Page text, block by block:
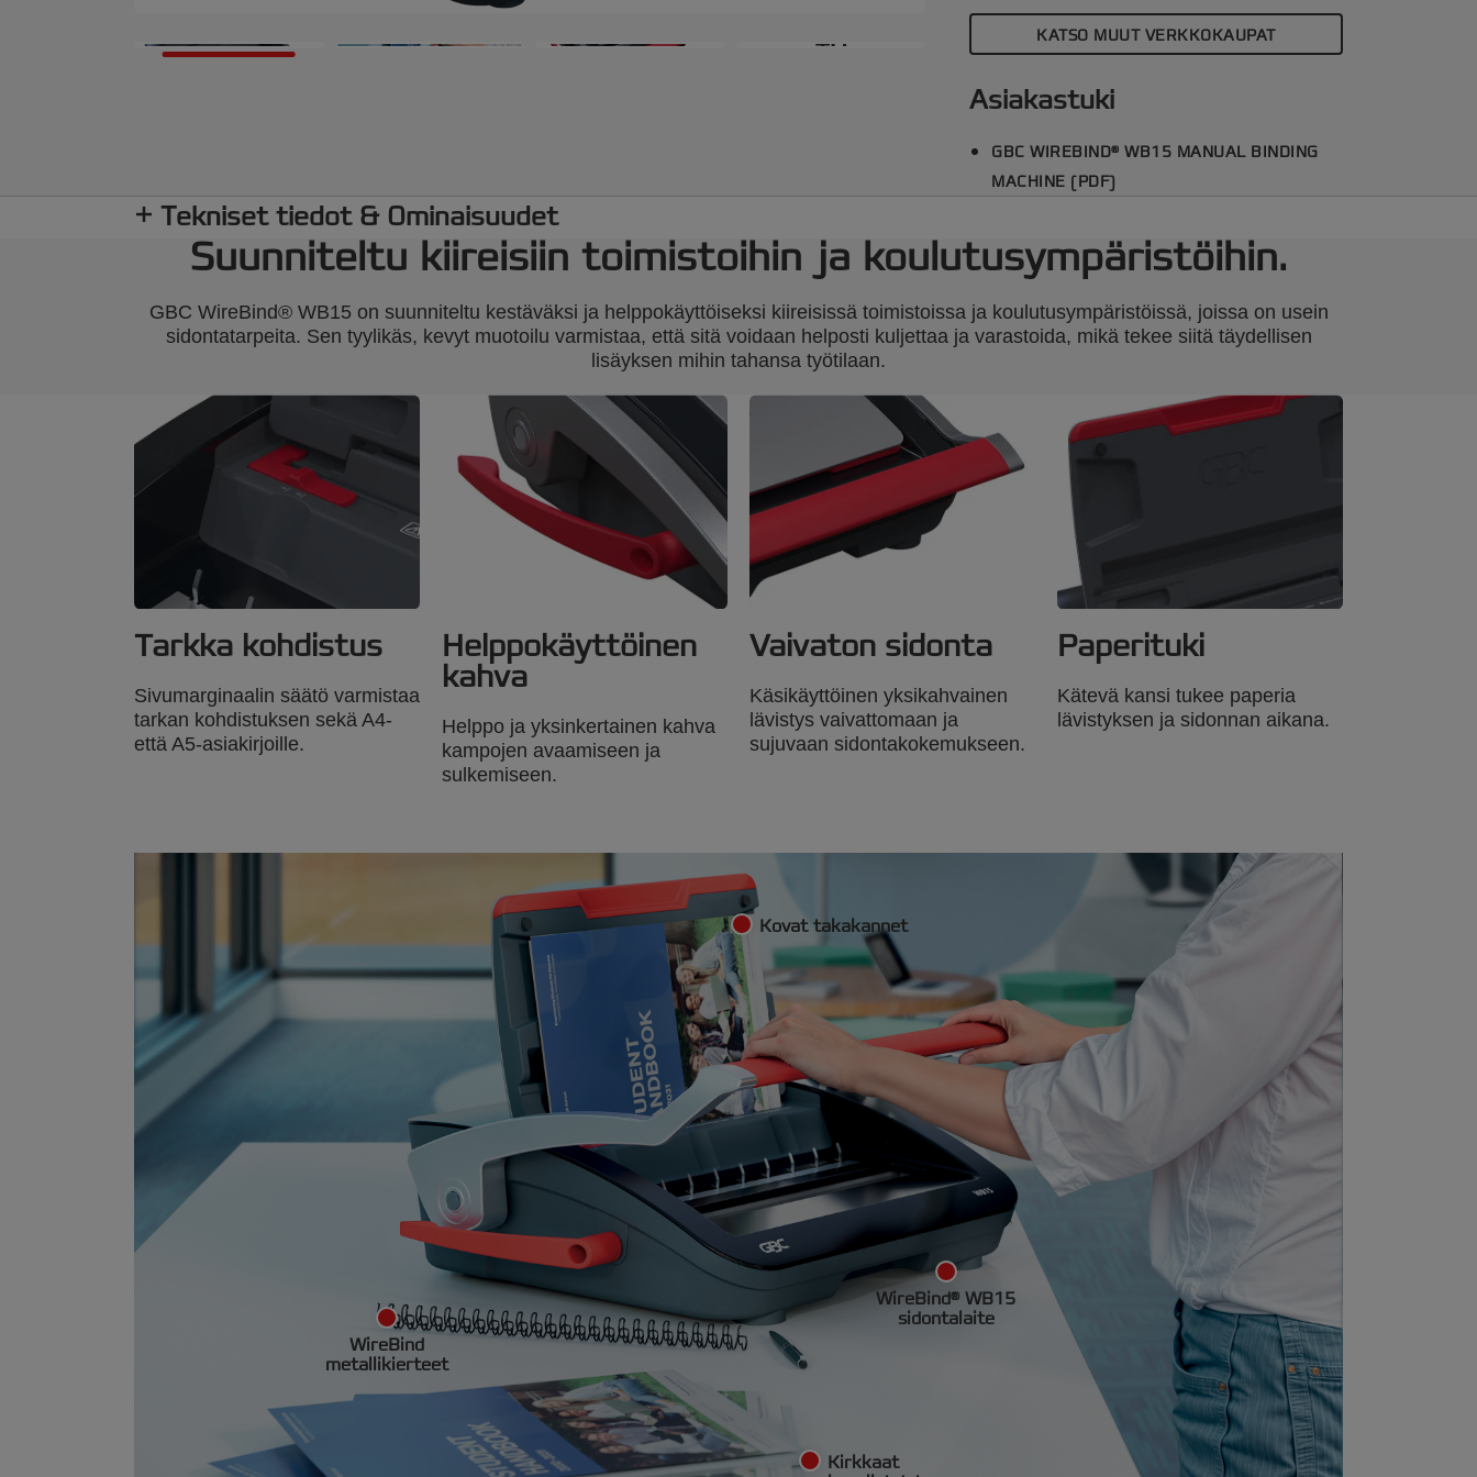
+6
Käyttömukavuuden lisäämiseksi siinä on
helppokäyttöinen leikkuulokero ja kätevä
hallintaasi WireBind® WB15:llä – jossa
toiminnallisuus kohtaa tyylin. Väri musta ja
hopea.
KATSO MUUT VERKKOKAUPAT
Asiakastuki
GBC WIREBIND® WB15 MANUAL BINDING
MACHINE (PDF)
Tekniset tiedot & Ominaisuudet
Suunniteltu kiireisiin toimistoihin ja koulutusympäristöihin.
GBC WireBind® WB15 on suunniteltu kestäväksi ja helppokäyttöiseksi kiireisissä toimistoissa ja koulutusympäristöissä, joissa on usein
sidontatarpeita. Sen tyylikäs, kevyt muotoilu varmistaa, että sitä voidaan helposti kuljettaa ja varastoida, mikä tekee siitä täydellisen
lisäyksen mihin tahansa työtilaan.
Tarkka kohdistus
Sivumarginaalin säätö varmistaa
tarkan kohdistuksen sekä A4-
että A5-asiakirjoille.
Helppokäyttöinen
kahva
Helppo ja yksinkertainen kahva
kampojen avaamiseen ja
sulkemiseen.
Vaivaton sidonta
Käsikäyttöinen yksikahvainen
lävistys vaivattomaan ja
sujuvaan sidontakokemukseen.
Paperituki
Kätevä kansi tukee paperia
lävistyksen ja sidonnan aikana.
WireBind® WB15
sidontalaite
WireBind
metallikierteet
Kirkkaat
Kovat takakannet